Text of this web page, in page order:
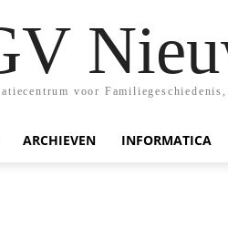
voor
ARCHIEVEN INFORMATICA